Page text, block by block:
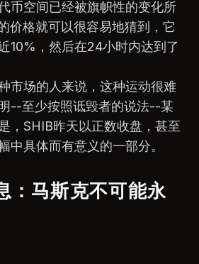
币空间已经被旗帜性的变化所
价格就可以很容易地猜到，它
10%，然后在24小时内达到了
市场的人来说，这种运动很难
--至少按照诋毁者的说法--某
，SHIB昨天以正数收盘，甚至
中具体而有意义的一部分。
：马斯克不可能永